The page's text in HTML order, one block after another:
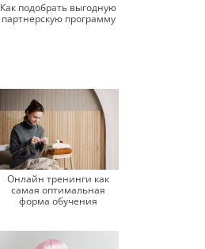
Как подобрать выгодную
партнерскую программу
Онлайн тренинги как
самая оптимальная
форма обучения